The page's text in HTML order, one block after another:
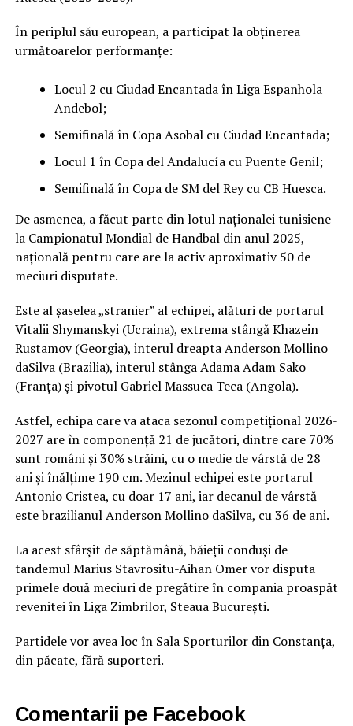
În periplul său european, a participat la obținerea
următoarelor performanțe:
Locul 2 cu Ciudad Encantada în Liga Espanhola
Andebol;
Semifinală în Copa Asobal cu Ciudad Encantada;
Locul 1 în Copa del Andalucía cu Puente Genil;
Semifinală în Copa de SM del Rey cu CB Huesca.
De asmenea, a făcut parte din lotul naționalei tunisiene
la Campionatul Mondial de Handbal din anul 2025,
națională pentru care are la activ aproximativ 50 de
meciuri disputate.
Este al șaselea „stranier” al echipei, alături de portarul
Vitalii Shymanskyi (Ucraina), extrema stângă Khazein
Rustamov (Georgia), interul dreapta Anderson Mollino
daSilva (Brazilia), interul stânga Adama Adam Sako
(Franța) și pivotul Gabriel Massuca Teca (Angola).
Astfel, echipa care va ataca sezonul competițional 2026-
2027 are în componență 21 de jucători, dintre care 70%
sunt români și 30% străini, cu o medie de vârstă de 28
ani și înălțime 190 cm. Mezinul echipei este portarul
Antonio Cristea, cu doar 17 ani, iar decanul de vârstă
este brazilianul Anderson Mollino daSilva, cu 36 de ani.
La acest sfârșit de săptămână, băieții conduși de
tandemul Marius Stavrositu-Aihan Omer vor disputa
primele două meciuri de pregătire în compania proaspăt
revenitei în Liga Zimbrilor, Steaua București.
Partidele vor avea loc în Sala Sporturilor din Constanța,
din păcate, fără suporteri.
Comentarii pe Facebook